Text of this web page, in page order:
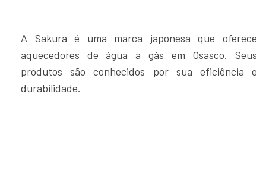
A Sakura é uma marca japonesa que oferece
aquecedores de água a gás em Osasco. Seus
produtos são conhecidos por sua eficiência e
durabilidade.